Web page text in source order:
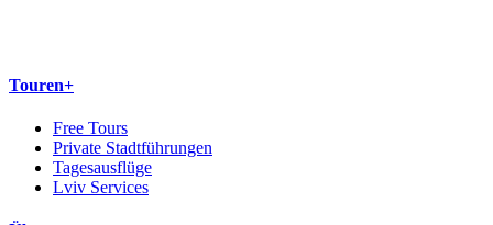
Touren+
Free Tours
Private Stadtführungen
Tagesausflüge
Lviv Services